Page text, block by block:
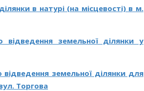
в натурі (на місцевості) в м.
земельної ділянки у
земельної ділянки для
Торгова